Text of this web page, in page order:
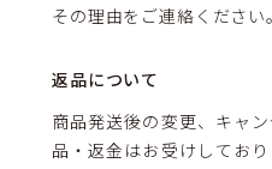
その理由をご連絡ください
返品について
商品発送後の変更、キャ
品・返金はお受けしてお